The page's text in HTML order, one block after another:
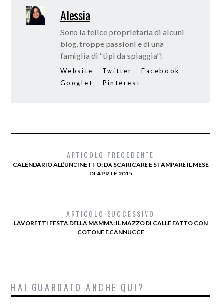
Alessia
Sono la felice proprietaria di alcuni
blog, troppe passioni e di una
famiglia di “tipi da spiaggia”!
Website Twitter
Facebook
Google+
Pinterest
ARTICOLO PRECEDENTE
CALENDARIO ALL’UNCINETTO: DA SCARICARE E STAMPARE IL MESE
DI APRILE 2015
ARTICOLO SUCCESSIVO
LAVORETTI FESTA DELLA MAMMA: IL MAZZO DI CALLE FATTO CON
COTONE E CANNUCCE
HAI GUARDATO ANCHE QUI?